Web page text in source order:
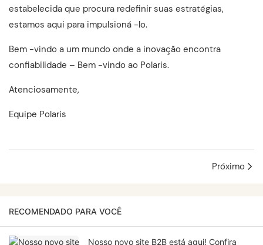
estabelecida que procura redefinir suas estratégias,
estamos aqui para impulsioná -lo.
Bem -vindo a um mundo onde a inovação encontra
confiabilidade – Bem -vindo ao Polaris.
Atenciosamente,
Equipe Polaris
Próximo
RECOMENDADO PARA VOCÊ
Nosso novo site B2B está aqui! Confira